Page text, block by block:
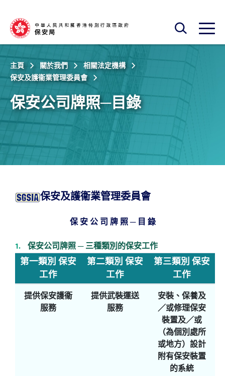
開啟搜尋框
開啟
主頁 關於我們
相關法定機構
保安及護衞業管理委員會
保安公司牌照─目錄
保安及護衞業管理委員會
保 安 公 司 牌 照 ─ 目 錄
保安公司牌照 ─ 三種類別的保安工作
第一類別 保安
工作
第二類別 保安
工作
第三類別 保安
工作
提供保安護衞
服務
提供武裝運送
服務
安裝、保養及
／或修理保安
裝置及／或
（為個別處所
或地方）設計
附有保安裝置
的系統